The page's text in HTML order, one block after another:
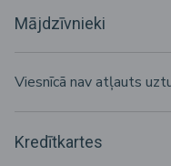
Mājdzīvnieki
Viesnīcā nav atļauts
Kredītkartes